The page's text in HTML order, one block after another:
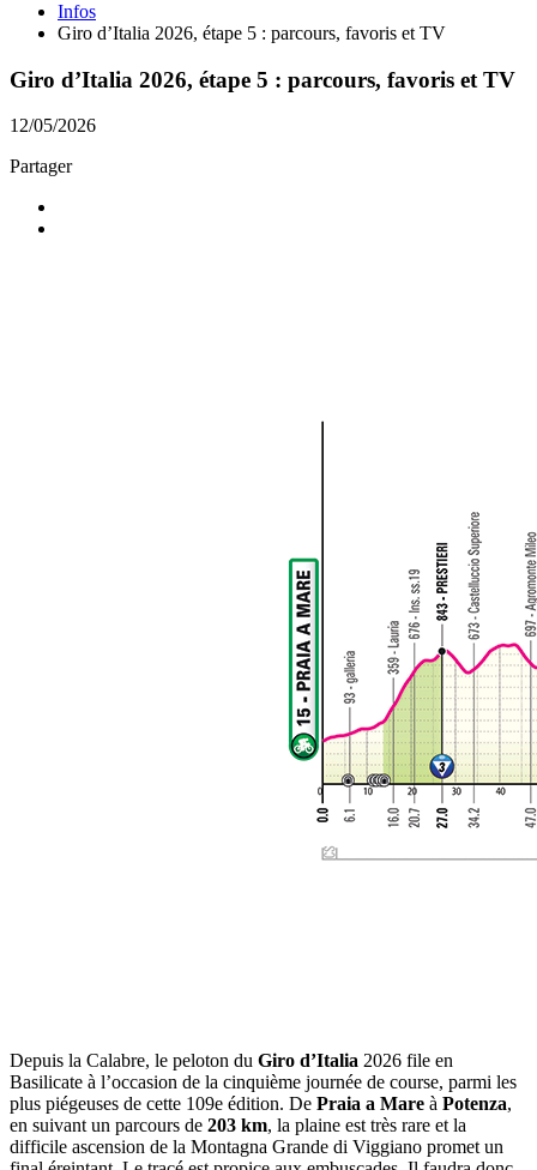
Infos
Giro d’Italia 2026, étape 5 : parcours, favoris et TV
Giro d’Italia 2026, étape 5 : parcours, favoris et TV
12/05/2026
Partager
Depuis la Calabre, le peloton du Giro d’Italia 2026 file en
Basilicate à l’occasion de la cinquième journée de course, parmi les
plus piégeuses de cette 109e édition. De Praia a Mare à Potenza,
en suivant un parcours de 203 km, la plaine est très rare et la
difficile ascension de la Montagna Grande di Viggiano promet un